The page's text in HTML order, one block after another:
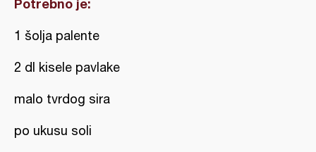
Potrebno je:
1 šolja palente
2 dl kisele pavlake
malo tvrdog sira
po ukusu soli